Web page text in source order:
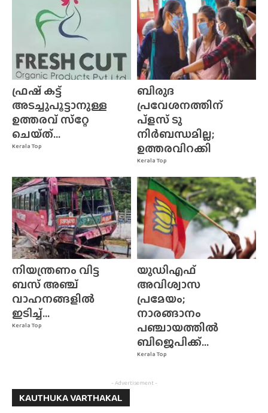
Kerala Top
ഫ്രഷ് കട്ട്
അടച്ചുപൂട്ടാനുള്ള
ഉത്തരവ് സ്‌റ്റേ
ചെയ്‌ത്‌...
Kerala Top
ബിരുദ
പ്രവേശനത്തിന്
പ്ളസ് ടു
നിർബന്ധമില്ല;
ഉത്തരവിറക്കി
Kerala Top
നിയന്ത്രണം വിട്ട
ബസ് അഞ്ച്
വാഹനങ്ങളിൽ
ഇടിച്ച്...
Kerala Top
യുഡിഎഫ്
അവിശ്വാസ
പ്രമേയം;
നാരങ്ങാനം
പഞ്ചായത്തിൽ
ബിജെപിക്ക്...
- Advertisement -
KAUTHUKA VARTHAKAL